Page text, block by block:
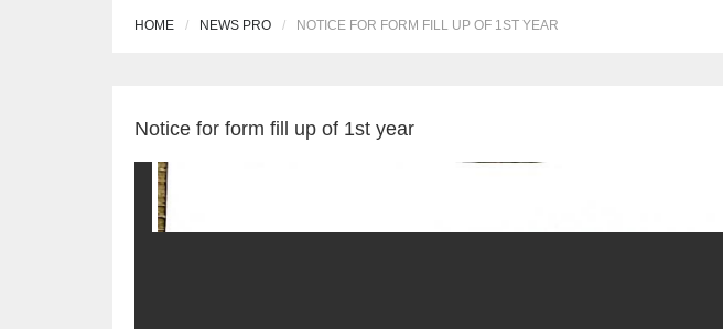
HOME NEWS PRO NOTICE FOR FORM FILL UP OF 1ST YEAR
Notice for form fill up of 1st year